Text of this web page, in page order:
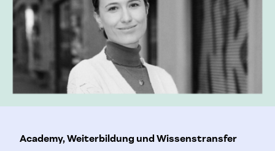
Academy, Weiterbildung und Wissenstransfer